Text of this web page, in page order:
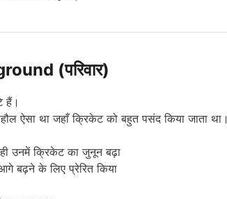
(परिवार)
हैं।
ऐसा था जहाँ क्रिकेट को बहुत पसंद किया जाता था।
उनमें क्रिकेट का जुनून बढ़ा
बढ़ने के लिए प्रेरित किया